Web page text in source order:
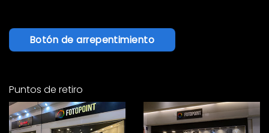
Botón de arrepentimiento
Puntos de retiro